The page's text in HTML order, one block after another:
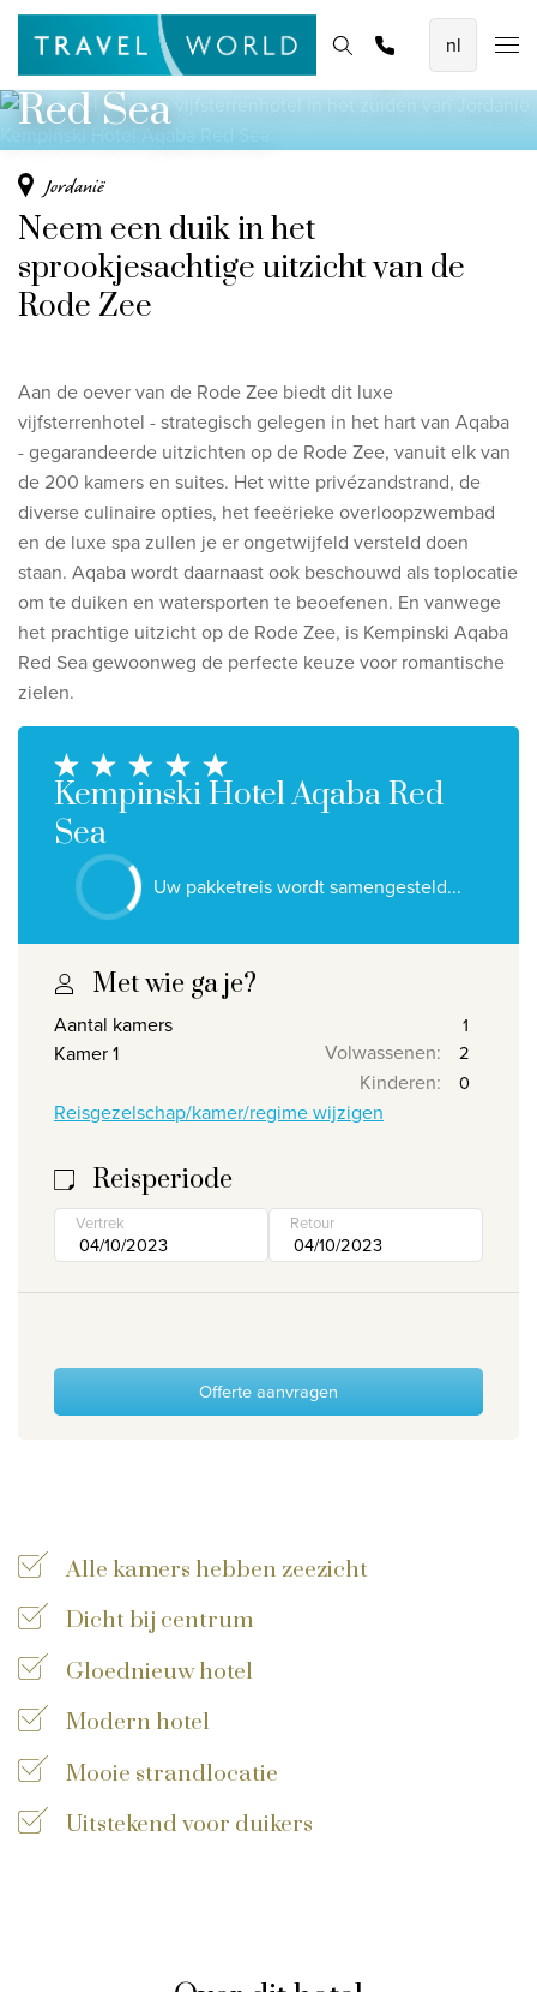
De mooiste vliegvakanties
Baoase Luxury Resort Curaçao
Lux* Grand Baie Resort Mauritius
Bekijk alle vliegvakanties
Unieke rondreizen
Fly & Drive - Kleuren van Yucatan
Ontdekking Sri Lanka
Bekijk alle rondreizen
Ontdek onze thema's
Huwelijksreis
Adults only
Luxury
De beste aanbiedingen
IKYK Malta
Dhigali Resort Maldives
Bekijk alle promoties
Over Travelworld
Wie zijn wij
Onze bestemmingen
Contacteer ons
Onze reiskantoren
©
Homepage Bestemmingen Thema's Promoties
Offerte aanvragen
zuiden van Jordanië
Kempinski Hotel Aqaba
Red Sea
Jordanië
Neem een duik in het
sprookjesachtige uitzicht van de
Rode Zee
Aan de oever van de Rode Zee biedt dit luxe
vijfsterrenhotel - strategisch gelegen in het hart van Aqaba
- gegarandeerde uitzichten op de Rode Zee, vanuit elk van
de 200 kamers en suites. Het witte privézandstrand, de
diverse culinaire opties, het feeërieke overloopzwembad
en de luxe spa zullen je er ongetwijfeld versteld doen
staan. Aqaba wordt daarnaast ook beschouwd als toplocatie
om te duiken en watersporten te beoefenen. En vanwege
het prachtige uitzicht op de Rode Zee, is Kempinski Aqaba
Red Sea gewoonweg de perfecte keuze voor romantische
zielen.
Kempinski Hotel Aqaba Red
Sea
Uw pakketreis wordt samengesteld...
Met wie ga je?
Aantal kamers
Kamer 1
Volwassenen:
Kinderen:
Reisgezelschap/kamer/regime wijzigen
Reisperiode
Vertrek Retour
Offerte aanvragen
Alle kamers hebben zeezicht
Dicht bij centrum
Gloednieuw hotel
Modern hotel
Mooie strandlocatie
Uitstekend voor duikers